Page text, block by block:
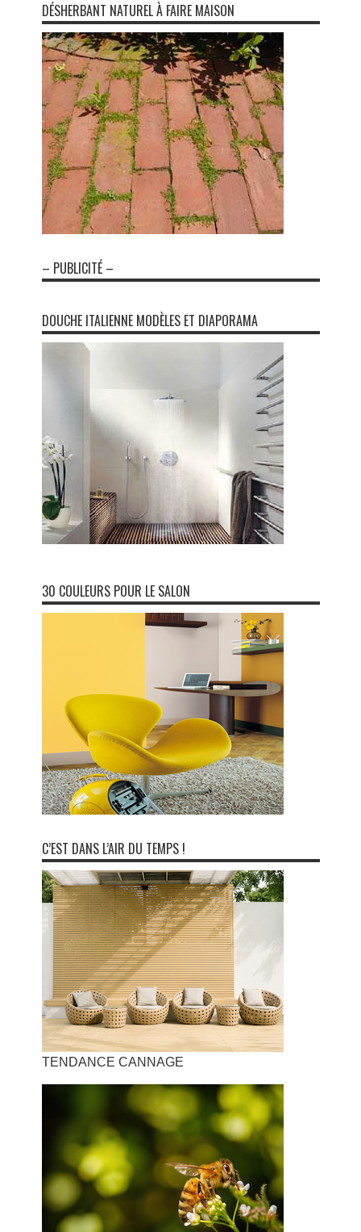
DÉSHERBANT NATUREL À FAIRE MAISON
– PUBLICITÉ –
DOUCHE ITALIENNE MODÈLES ET DIAPORAMA
30 COULEURS POUR LE SALON
C’EST DANS L’AIR DU TEMPS !
TENDANCE CANNAGE